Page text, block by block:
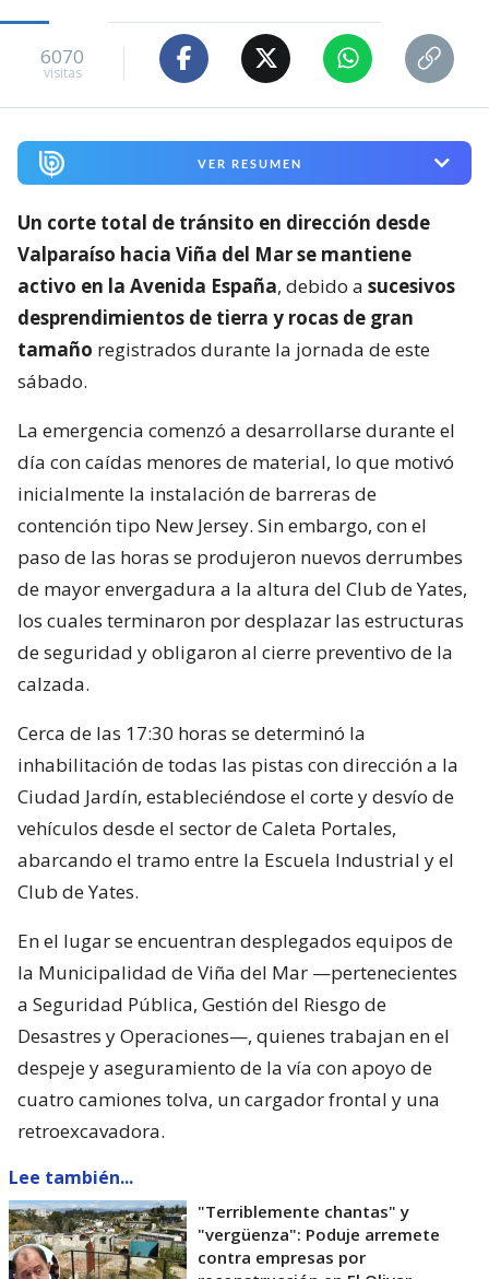
6070
visitas
VER RESUMEN
Un corte total de tránsito en dirección desde
Valparaíso hacia Viña del Mar se mantiene
activo en la Avenida España, debido a sucesivos
desprendimientos de tierra y rocas de gran
tamaño registrados durante la jornada de este
sábado.
La emergencia comenzó a desarrollarse durante el
día con caídas menores de material, lo que motivó
inicialmente la instalación de barreras de
contención tipo New Jersey. Sin embargo, con el
paso de las horas se produjeron nuevos derrumbes
de mayor envergadura a la altura del Club de Yates,
los cuales terminaron por desplazar las estructuras
de seguridad y obligaron al cierre preventivo de la
calzada.
Cerca de las 17:30 horas se determinó la
inhabilitación de todas las pistas con dirección a la
Ciudad Jardín, estableciéndose el corte y desvío de
vehículos desde el sector de Caleta Portales,
abarcando el tramo entre la Escuela Industrial y el
Club de Yates.
En el lugar se encuentran desplegados equipos de
la Municipalidad de Viña del Mar —pertenecientes
a Seguridad Pública, Gestión del Riesgo de
Desastres y Operaciones—, quienes trabajan en el
despeje y aseguramiento de la vía con apoyo de
cuatro camiones tolva, un cargador frontal y una
retroexcavadora.
Lee también...
"Terriblemente chantas" y
"vergüenza": Poduje arremete
contra empresas por